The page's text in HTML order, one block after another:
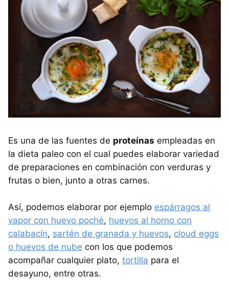
Es una de las fuentes de proteínas empleadas en
la dieta paleo con el cual puedes elaborar variedad
de preparaciones en combinación con verduras y
frutas o bien, junto a otras carnes.
Así, podemos elaborar por ejemplo espárragos al
vapor con huevo poché, huevos al horno con
calabacín, sartén de granada y huevos, cloud eggs
o huevos de nube con los que podemos
acompañar cualquier plato, tortilla para el
desayuno, entre otras.